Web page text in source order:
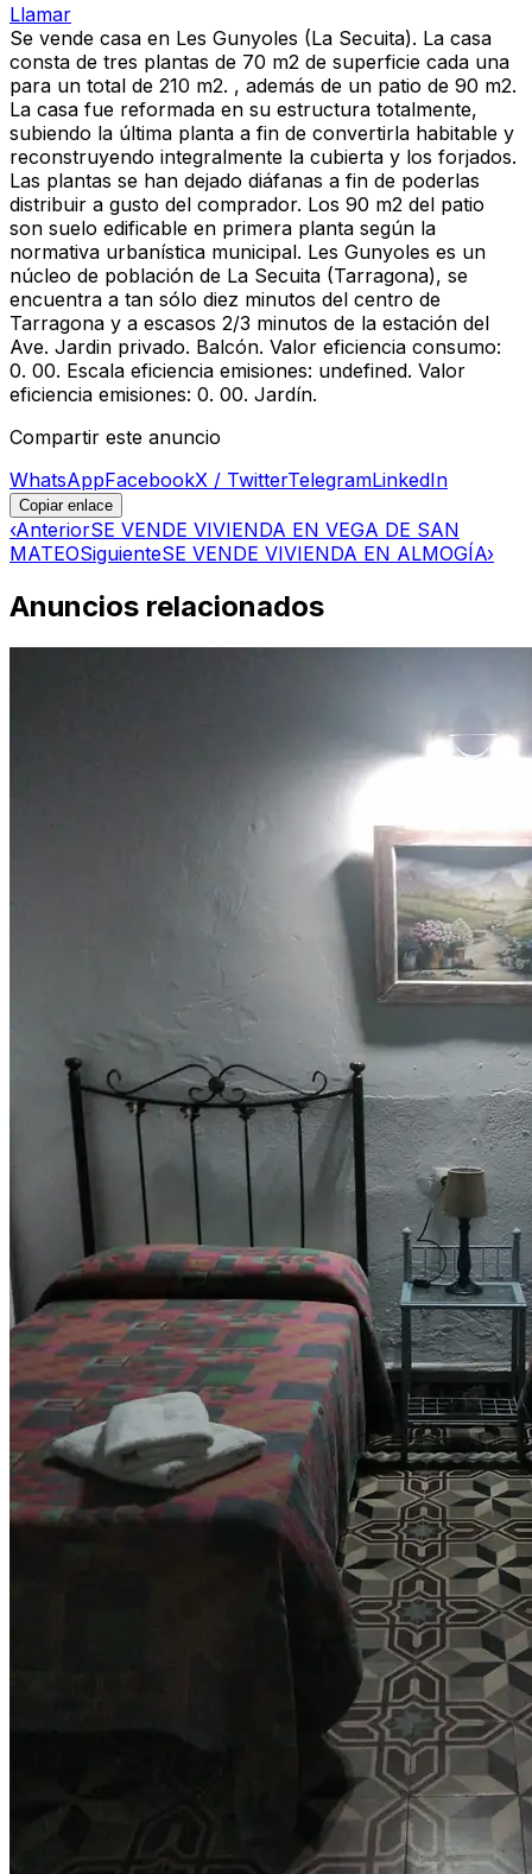
Llamar
Se vende casa en Les Gunyoles (La Secuita). La casa
consta de tres plantas de 70 m2 de superficie cada una
para un total de 210 m2. , además de un patio de 90 m2.
La casa fue reformada en su estructura totalmente,
subiendo la última planta a fin de convertirla habitable y
reconstruyendo integralmente la cubierta y los forjados.
Las plantas se han dejado diáfanas a fin de poderlas
distribuir a gusto del comprador. Los 90 m2 del patio
son suelo edificable en primera planta según la
normativa urbanística municipal. Les Gunyoles es un
núcleo de población de La Secuita (Tarragona), se
encuentra a tan sólo diez minutos del centro de
Tarragona y a escasos 2/3 minutos de la estación del
Ave. Jardin privado. Balcón. Valor eficiencia consumo:
0. 00. Escala eficiencia emisiones: undefined. Valor
eficiencia emisiones: 0. 00. Jardín.
Compartir este anuncio
WhatsAppFacebookX / TwitterTelegramLinkedIn
Copiar enlace
‹AnteriorSE VENDE VIVIENDA EN VEGA DE SAN
MATEOSiguienteSE VENDE VIVIENDA EN ALMOGÍA›
Anuncios relacionados